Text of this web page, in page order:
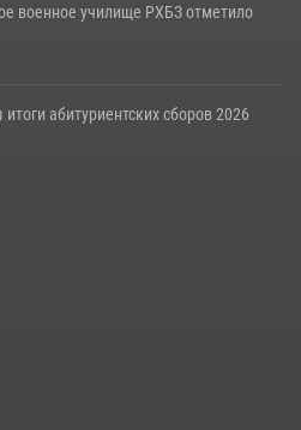
военное училище РХБЗ отметило
абитуриентских сборов 2026